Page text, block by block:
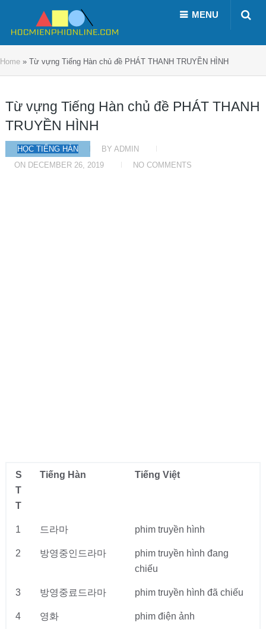
MENU
Home » Từ vựng Tiếng Hàn chủ đề PHÁT THANH TRUYỀN HÌNH
Từ vựng Tiếng Hàn chủ đề PHÁT THANH
TRUYỀN HÌNH
HỌC TIẾNG HÀN BY ADMIN
ON DECEMBER 26, 2019 NO COMMENTS
S
T
T
Tiếng Hàn Tiếng Việt
1 드라마 phim truyền hình
2 방영중인드라마
phim truyền hình đang
chiếu
3 방영중료드라마 phim truyền hình đã chiếu
4 영화 phim điện ảnh